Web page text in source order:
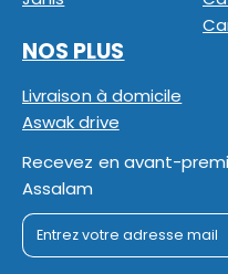
NOS PLUS
Livraison à domicile
Aswak drive
Recevez en avant-
Assalam